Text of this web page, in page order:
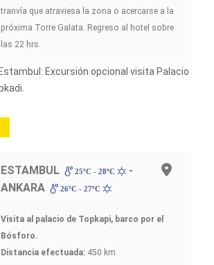
tranvía que atraviesa la zona o acercarse a la
próxima Torre Galata. Regreso al hotel sobre
las 22 hrs.
ESTAMBUL 25ºC - 28ºC
-
ANKARA
26ºC - 27ºC
Visita al palacio de Topkapi, barco por el
Bósforo.
Distancia efectuada: 450 km